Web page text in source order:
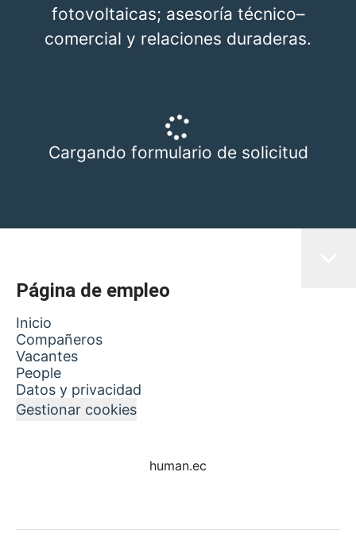
fotovoltaicas; asesoría técnico–
comercial y relaciones duraderas.
Cargando formulario de solicitud
Página de empleo
Inicio
Compañeros
Vacantes
People
Datos y privacidad
Gestionar cookies
human.ec